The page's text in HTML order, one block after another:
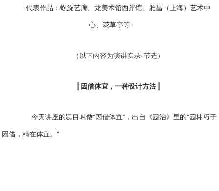
代表作品：螺旋艺廊、龙美术馆西岸馆、雅昌（上海）艺术中
心、花草亭等
（以下内容为演讲实录-节选）
因借体宜，一种设计方法
今天讲座的题目叫做“因借体宜”，出自《园治》里的“园林巧于
因借，精在体宜。”